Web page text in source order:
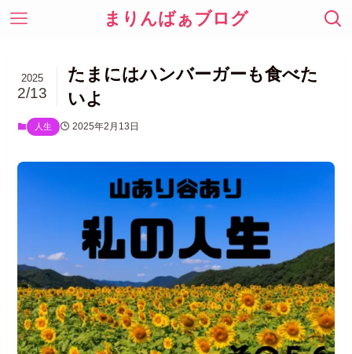
まりんばぁブログ
たまにはハンバーガーも食べた
いよ
2025
2/13
人生 2025年2月13日